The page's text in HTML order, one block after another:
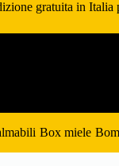
gratuita in
Box miele